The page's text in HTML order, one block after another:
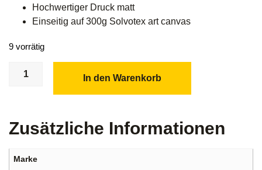
Hochwertiger Druck matt
Einseitig auf 300g Solvotex art canvas
9 vorrätig
In den Warenkorb
Zusätzliche Informationen
Marke